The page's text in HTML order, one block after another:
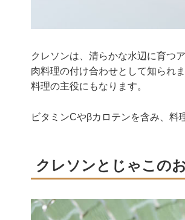
クレソンは、清らかな水辺に育つ
肉料理の付け合わせとして知られ
料理の主役にもなります。
ビタミンCやβカロテンを含み、料
クレソンとじゃこの